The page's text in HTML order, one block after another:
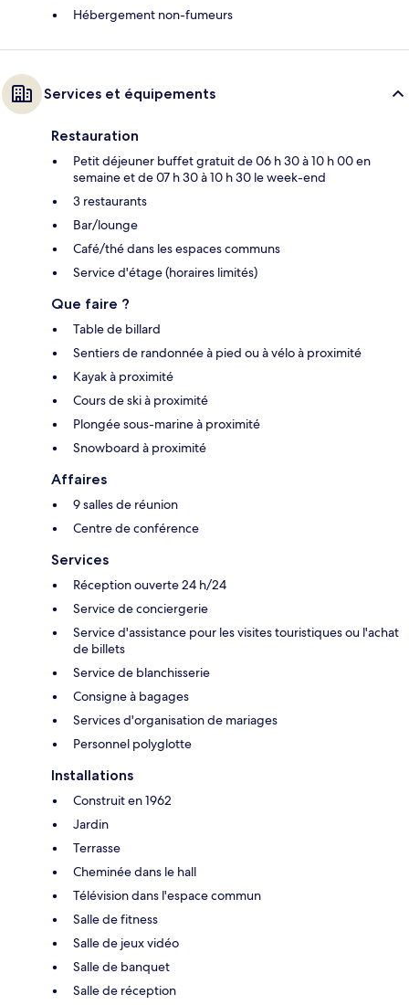
Hébergement non-fumeurs
Services et équipements
Restauration
Petit déjeuner buffet gratuit de 06 h 30 à 10 h 00 en
semaine et de 07 h 30 à 10 h 30 le week-end
3 restaurants
Bar/lounge
Café/thé dans les espaces communs
Service d'étage (horaires limités)
Que faire ?
Table de billard
Sentiers de randonnée à pied ou à vélo à proximité
Kayak à proximité
Cours de ski à proximité
Plongée sous-marine à proximité
Snowboard à proximité
Affaires
9 salles de réunion
Centre de conférence
Services
Réception ouverte 24 h/24
Service de conciergerie
Service d'assistance pour les visites touristiques ou l'achat
de billets
Service de blanchisserie
Consigne à bagages
Services d'organisation de mariages
Personnel polyglotte
Installations
Construit en 1962
Jardin
Terrasse
Cheminée dans le hall
Télévision dans l'espace commun
Salle de fitness
Salle de jeux vidéo
Salle de banquet
Salle de réception